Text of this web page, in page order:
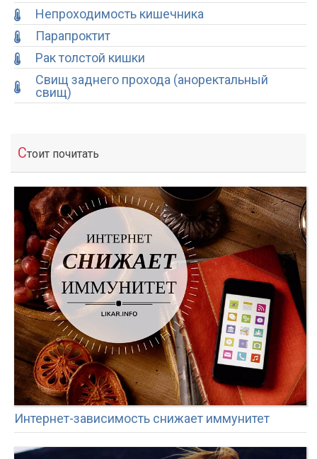
Непроходимость кишечника
Парапроктит
Рак толстой кишки
Свищ заднего прохода (аноректальный
свищ)
Стоит почитать
Интернет-зависимость снижает иммунитет